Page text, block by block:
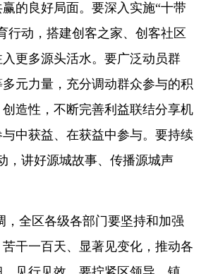
的良好局面。要深入实施“十带
行动，搭建创客之家、创客社区
更多源头活水。要广泛动员群
元力量，充分调动群众参与的积
造性，不断完善利益联结分享机
中获益、在获益中参与。要持续
，讲好源城故事、传播源城声
区各级各部门要坚持和加强
干一百天、显著见变化，推动各